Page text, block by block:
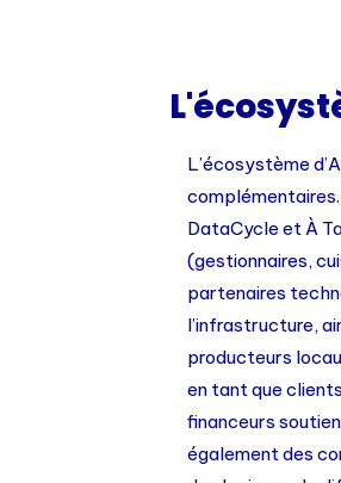
L’écosystème
DataCycle et À
(gestionnaires,
partenaires
l’infrastructure,
producteurs
en tant que
financeurs
également des